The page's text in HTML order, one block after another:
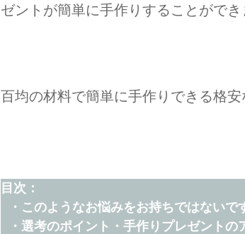
ゼントが簡単に手作りすることができ
百均の材料で簡単に手作りできる格安
目次：
・このようなお悩みをお持ちではないで
・選考のポイント・手作りプレゼント